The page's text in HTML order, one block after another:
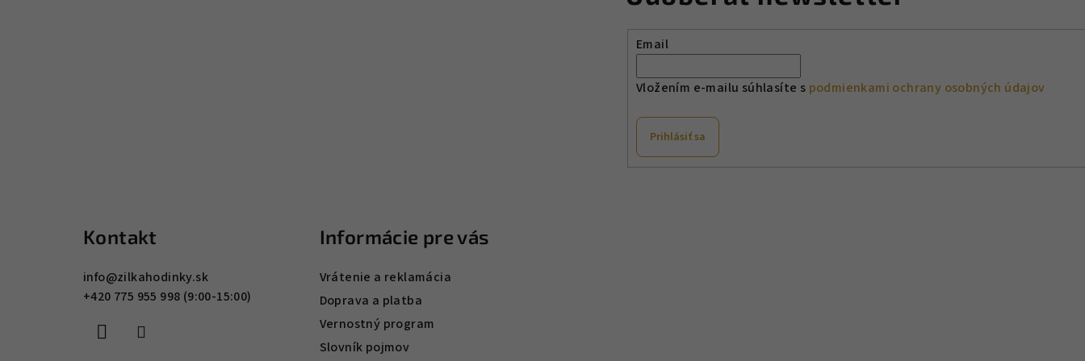
Email
Vložením e-mailu súhlasíte s podmienkami ochrany osobných údajov
Prihlásiť sa
Kontakt
info@zilkahodinky.sk
+420 775 955 998 (9:00-15:00)
Informácie pre vás
Vrátenie a reklamácia
Doprava a platba
Vernostný program
Slovník pojmov